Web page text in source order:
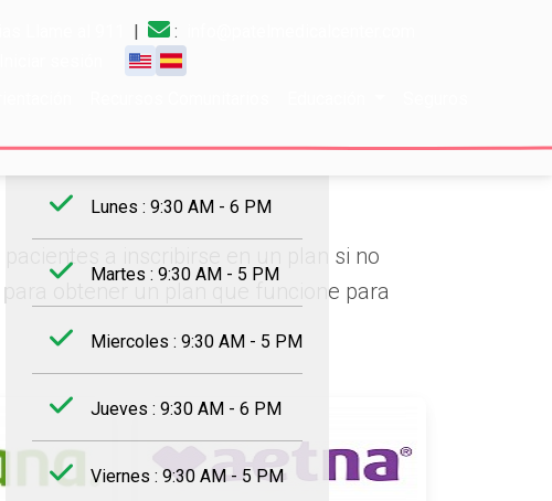
| :
Horario de trabajo
Lunes : 9:30 AM - 6 PM
Martes : 9:30 AM - 5 PM
Miercoles : 9:30 AM - 5 PM
Jueves : 9:30 AM - 6 PM
Viernes : 9:30 AM - 5 PM
a inscribirse en un plan si no
obtener un plan que funcione para